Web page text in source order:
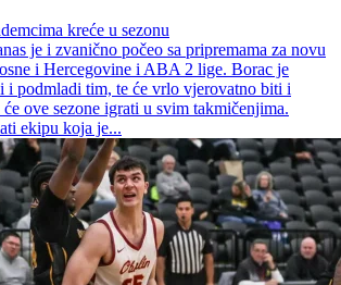
kreće u sezonu
je i zvanično počeo sa pripremama za novu
i Hercegovine i ABA 2 lige. Borac je
i podmladi tim, te će vrlo vjerovatno biti i
ove sezone igrati u svim takmičenjima.
ekipu koja je...